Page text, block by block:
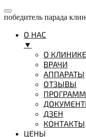
победитель парада
О НАС
▼
О КЛИНИКЕ
ВРАЧИ
АППАРАТЫ
ОТЗЫВЫ
ДЗЕН
КОНТАКТЫ
ЦЕНЫ